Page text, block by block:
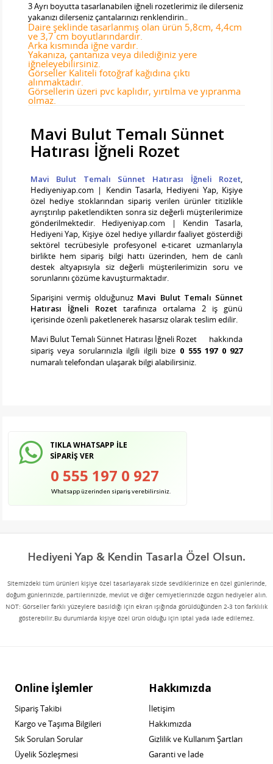
3 Ayrı boyutta tasarlanabilen iğneli rozetlerimiz ile dilerseniz
yakanızı dilerseniz çantalarınızı renklendirin..
Daire şeklinde tasarlanmış olan ürün 5,8cm, 4,4cm
ve 3,7 cm boyutlarındardır.
Arka kısmında iğne vardır.
Yakanıza, çantanıza veya dilediğiniz yere
iğneleyebilirsiniz.
Görseller Kaliteli fotoğraf kağıdına çıktı
alınmaktadır.
Görsellerin üzeri pvc kaplıdır, yırtılma ve yıpranma
olmaz.
Mavi Bulut Temalı Sünnet
Hatırası İğneli Rozet
Mavi Bulut Temalı Sünnet Hatırası İğneli Rozet,
Hediyeniyap.com | Kendin Tasarla, Hediyeni Yap, Kişiye
özel hediye stoklarından sipariş verilen ürünler titizlikle
ayrıştırılıp paketlendikten sonra siz değerli müşterilerimize
gönderilmektedir. Hediyeniyap.com | Kendin Tasarla,
Hediyeni Yap, Kişiye özel hediye yıllardır faaliyet gösterdiği
sektörel tecrübesiyle profesyonel e-ticaret uzmanlarıyla
birlikte hem sipariş bilgi hattı üzerinden, hem de canlı
destek altyapısıyla siz değerli müşterilerimizin soru ve
sorunlarını çözüme kavuşturmaktadır.
Siparişini vermiş olduğunuz Mavi Bulut Temalı Sünnet
Hatırası İğneli Rozettarafınıza ortalama 2 iş günü
içerisinde özenli paketlenerek hasarsız olarak teslim edilir.
Mavi Bulut Temalı Sünnet Hatırası İğneli Rozethakkında
sipariş veya sorularınızla ilgili ilgili bize 0 555 197 0 927
numaralı telefondan ulaşarak bilgi alabilirsiniz.
TIKLA WHATSAPP İLE
SİPARİŞ VER
0 555 197 0 927
Whatsapp üzerinden sipariş verebilirsiniz.
Hediyeni Yap & Kendin Tasarla Özel Olsun.
Sitemizdeki tüm ürünleri kişiye özel tasarlayarak sizde sevdiklerinize en özel günlerinde,
doğum günlerinizde, partilerinizde, mevlüt ve diğer cemiyetlerinizde özgün hediyeler alın.
NOT: Görseller farklı yüzeylere basıldığı için ekran ışığında görüldüğünden 2-3 ton farklılık
gösterebilir.Bu durumlarda kişiye özel ürün olduğu için iptal yada iade edilemez.
Online İşlemler
Sipariş Takibi
Kargo ve Taşıma Bilgileri
Sık Sorulan Sorular
Üyelik Sözleşmesi
Hakkımızda
İletişim
Hakkımızda
Gizlilik ve Kullanım Şartları
Garanti ve İade